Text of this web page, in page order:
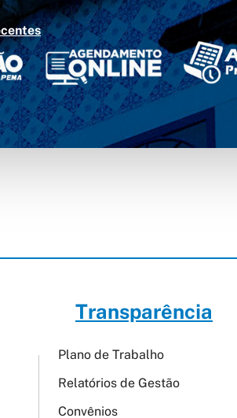
Transparência
Plano de Trabalho
Relatórios de Gestão
Convênios